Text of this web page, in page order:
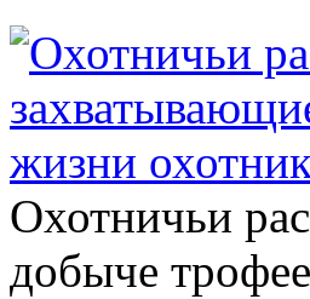
Охотничьи
добыче